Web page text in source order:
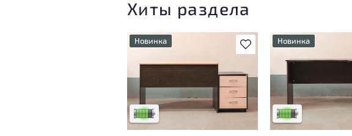
Хиты раздела
В избранное
Новинка
незначительные следы
эксплуатации, не влияющие
использования
Низкая степень износа
Новинка
У товара
незначительные
эксплуатации, не
на удобство его
использования
Низкая степень